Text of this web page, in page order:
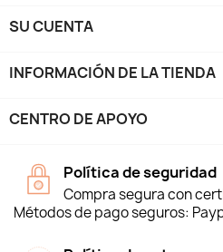
SU CUENTA
INFORMACIÓN DE LA TIENDA
CENTRO DE APOYO
Política de seguridad
Compra segura con
Métodos de pago seguros: